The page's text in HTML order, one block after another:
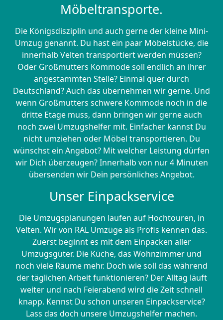
Möbeltransporte.
Die Königsdisziplin und auch gerne der kleine Mini-
Umzug genannt. Du hast ein paar Möbelstücke, die
innerhalb Velten transportiert werden müssen?
Oder Großmutters Kommode soll endlich an ihrer
angestammten Stelle? Einmal quer durch
Deutschland? Auch das übernehmen wir gerne. Und
wenn Großmutters schwere Kommode noch in die
dritte Etage muss, dann bringen wir gerne auch
noch zwei Umzugshelfer mit. Einfacher kannst Du
nicht umziehen oder Möbel transportieren. Du
wünschst ein Angebot? Mit welcher Leistung dürfen
wir Dich überzeugen? Innerhalb von nur 4 Minuten
übersenden wir Dein persönliches Angebot.
Unser Einpackservice
Die Umzugsplanungen laufen auf Hochtouren, in
Velten. Wir von RAL Umzüge als Profis kennen das.
Zuerst beginnt es mit dem Einpacken aller
Umzugsgüter. Die Küche, das Wohnzimmer und
noch viele Räume mehr. Doch wie soll das während
der täglichen Arbeit funktionieren? Der Alltag läuft
weiter und nach Feierabend wird die Zeit schnell
knapp. Kennst Du schon unseren Einpackservice?
Lass das doch unsere Umzugshelfer machen.